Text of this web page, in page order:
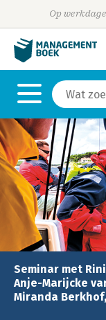
Op
Seminar met
Anje-Marijcke
Miranda